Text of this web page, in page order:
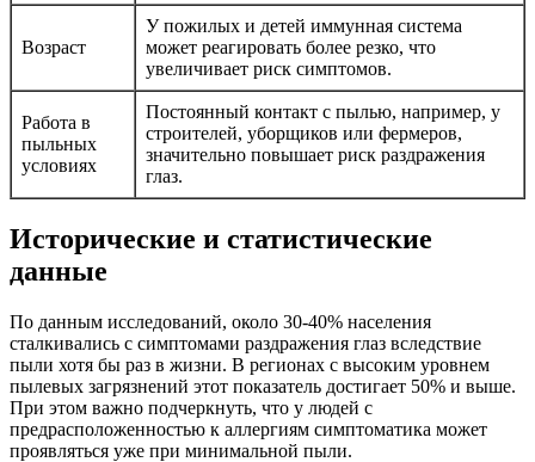
Возраст
У пожилых и детей иммунная система
может реагировать более резко, что
увеличивает риск симптомов.
Работа в
пыльных
условиях
Постоянный контакт с пылью, например, у
строителей, уборщиков или фермеров,
значительно повышает риск раздражения
глаз.
Исторические и статистические
данные
По данным исследований, около 30-40% населения
сталкивались с симптомами раздражения глаз вследствие
пыли хотя бы раз в жизни. В регионах с высоким уровнем
пылевых загрязнений этот показатель достигает 50% и выше.
При этом важно подчеркнуть, что у людей с
предрасположенностью к аллергиям симптоматика может
проявляться уже при минимальной пыли.